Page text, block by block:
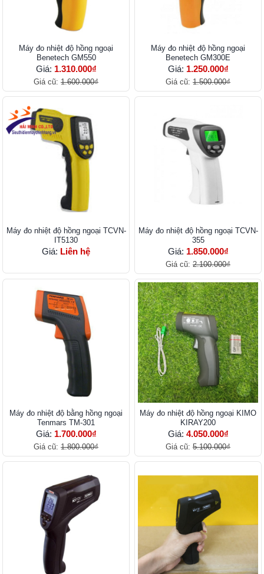
Máy đo nhiệt độ hồng ngoại
Benetech GM550
Giá: 1.310.000₫
Giá cũ: 1.600.000₫
Máy đo nhiệt độ hồng ngoại
Benetech GM300E
Giá: 1.250.000₫
Giá cũ: 1.500.000₫
Máy đo nhiệt độ hồng ngoại TCVN-
IT5130
Giá: Liên hệ
Máy đo nhiệt độ hồng ngoại TCVN-
355
Giá: 1.850.000₫
Giá cũ: 2.100.000₫
Máy đo nhiệt độ bằng hồng ngoại
Tenmars TM-301
Giá: 1.700.000₫
Giá cũ: 1.800.000₫
Máy đo nhiệt độ hồng ngoại KIMO
KIRAY200
Giá: 4.050.000₫
Giá cũ: 5.100.000₫